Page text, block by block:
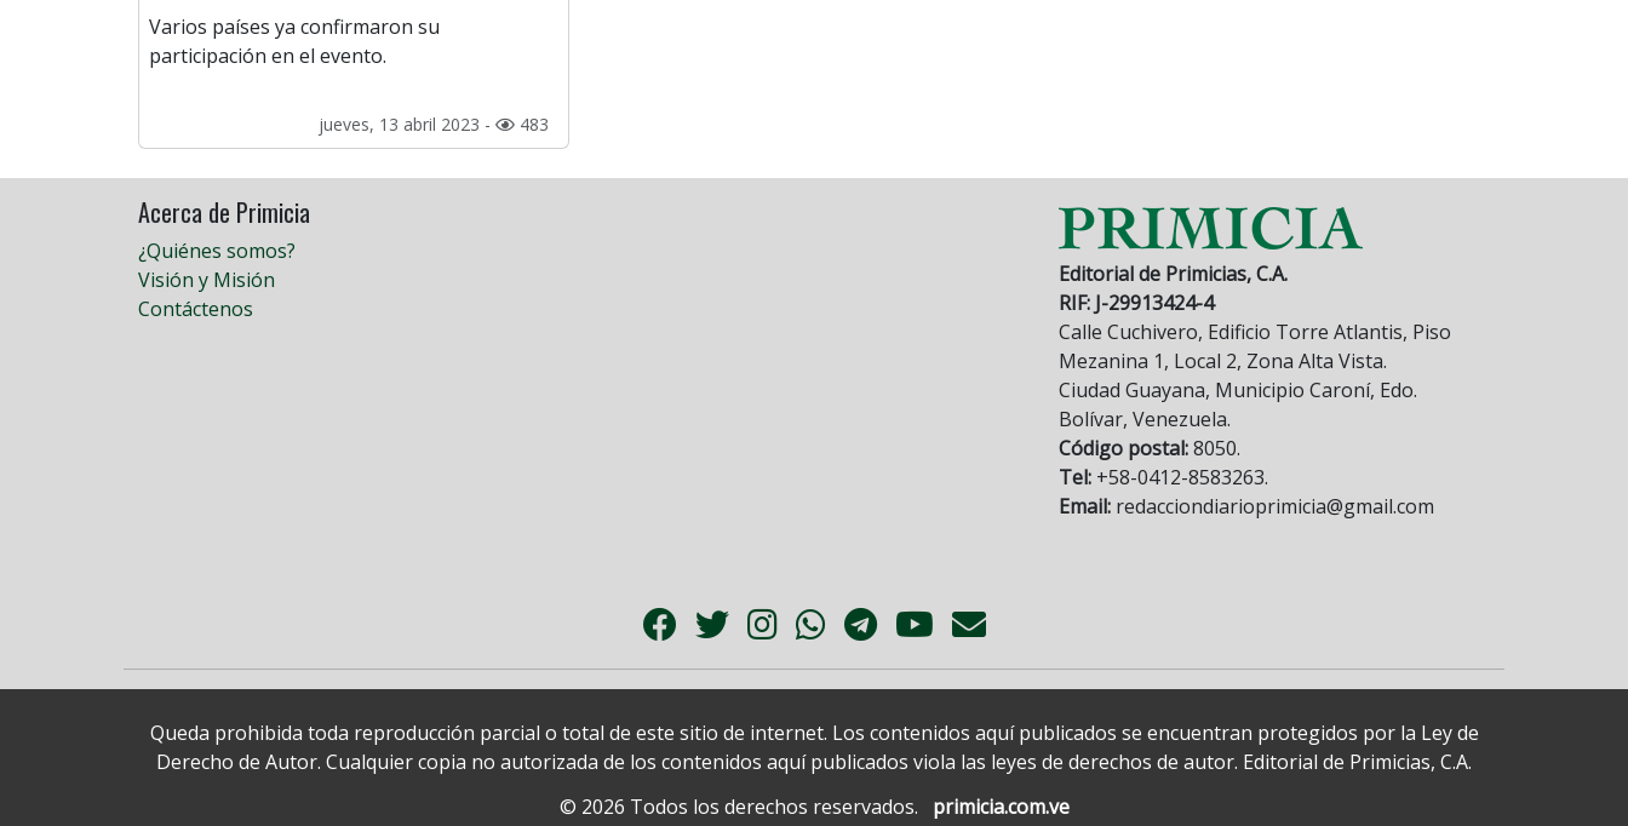
Varios países ya confirmaron su
participación en el evento.
jueves, 13 abril 2023 - 483
Acerca de Primicia
¿Quiénes somos?
Visión y Misión
Contáctenos
Editorial de Primicias, C.A.
RIF: J-29913424-4
Calle Cuchivero, Edificio Torre Atlantis, Piso
Mezanina 1, Local 2, Zona Alta Vista.
Ciudad Guayana, Municipio Caroní, Edo.
Bolívar, Venezuela.
Código postal:8050.
Tel: +58-0412-8583263.
Email: redacciondiarioprimicia@gmail.com
Queda prohibida toda reproducción parcial o total de este sitio de internet. Los contenidos aquí publicados se encuentran protegidos por la Ley de
Derecho de Autor. Cualquier copia no autorizada de los contenidos aquí publicados viola las leyes de derechos de autor. Editorial de Primicias, C.A.
© 2026 Todos los derechos reservados.
primicia.com.ve